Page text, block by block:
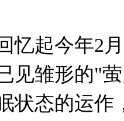
起今年2月
见雏形的"
状态的运作